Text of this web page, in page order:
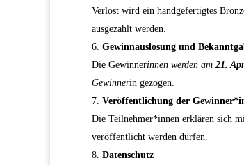
Verlost wird ein handgefertigtes
ausgezahlt werden.
Gewinnauslosung und
Die Gewinnerinnen werden am 21.
Gewinnerin gezogen.
Veröffentlichung der
Die Teilnehmer*innen erklären sich
veröffentlicht werden dürfen.
Datenschutz